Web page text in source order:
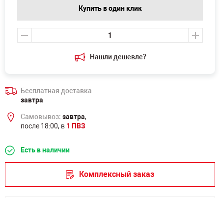
Нашли дешевле?
Купить в один клик
Бесплатная доставка
завтра
Самовывоз: завтра,
после 18:00, в 1 ПВЗ
Есть в наличии
Комплексный заказ